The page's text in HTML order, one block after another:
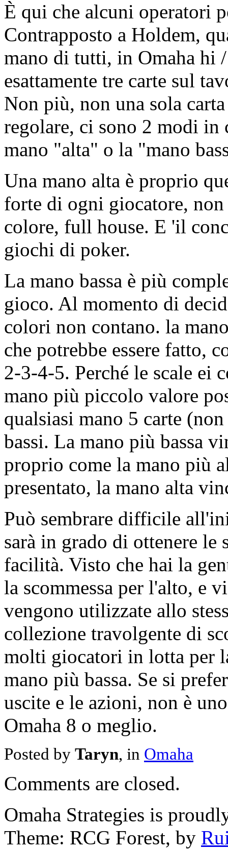
È qui che alcuni operatori
Contrapposto a Holdem,
mano di tutti, in Omaha hi
esattamente tre carte sul
Non più, non una sola
regolare, ci sono 2 modi in
mano "alta" o la "mano
Una mano alta è proprio
forte di ogni giocatore,
colore, full house. E 'il
giochi di poker.
La mano bassa è più
gioco. Al momento di
colori non contano. la
che potrebbe essere fatto,
2-3-4-5. Perché le scale ei
mano più piccolo valore
qualsiasi mano 5 carte
bassi. La mano più bassa
proprio come la mano più
presentato, la mano alta
Può sembrare difficile
sarà in grado di ottenere le
facilità. Visto che hai la
la scommessa per l'alto, e
vengono utilizzate allo
collezione travolgente di
molti giocatori in lotta per
mano più bassa. Se si
uscite e le azioni, non è
Omaha 8 o meglio.
Posted by Taryn, in Omaha
Comments are closed.
Omaha Strategies is
Theme: RCG Forest, by